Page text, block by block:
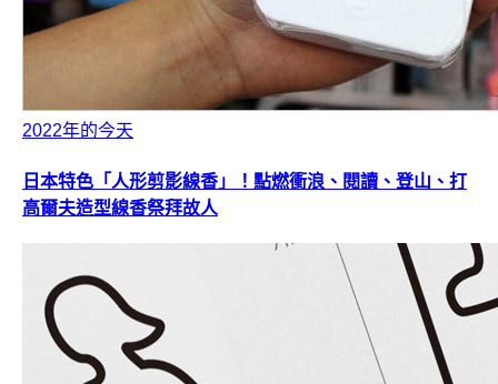
2022年的今天
日本特色「人形剪影線香」！點燃衝浪、閱讀、登山、打
高爾夫造型線香祭拜故人